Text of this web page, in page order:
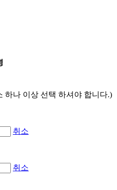
하나 이상 선택 하셔야 합니다.)
취소
취소